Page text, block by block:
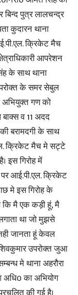
बिन्द पुत्र लालचन्द्र
कुदारन थाना
क्रिकेट मैच
आपरेशन
के साथ थाना
के समर सेबुल
अभियुक्त गण को
व 11 अदद
बरामदगी के साथ
क्रिकेट मैच मे सट्टे
इस गिरोह में
आई.पी.एल. क्रिकेट
मे इस गिरोह के
कि मै एक कड़ी हूं, मै
था जो मुझसे
जानता हूं केवल
शिवकुमार उपरोक्त जुआ
मे थाना अहरौरा
का अभियोग